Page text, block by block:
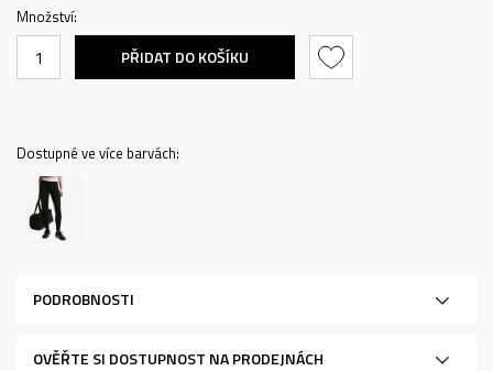
Množství:
PŘIDAT DO KOŠÍKU
Dostupné ve více barvách:
PODROBNOSTI
OVĚŘTE SI DOSTUPNOST NA PRODEJNÁCH